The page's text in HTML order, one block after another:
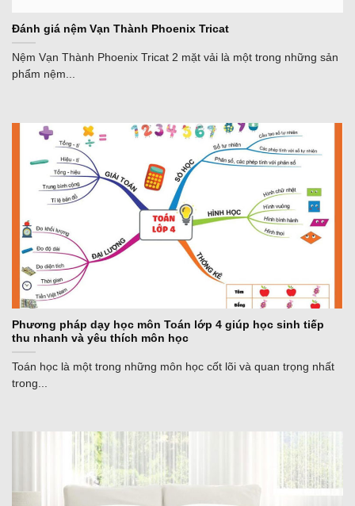
Đánh giá nệm Vạn Thành Phoenix Tricat
Nệm Vạn Thành Phoenix Tricat 2 mặt vải là một trong những sản
phẩm nệm...
Phương pháp dạy học môn Toán lớp 4 giúp học sinh tiếp
thu nhanh và yêu thích môn học
Toán học là một trong những môn học cốt lõi và quan trọng nhất
trong...